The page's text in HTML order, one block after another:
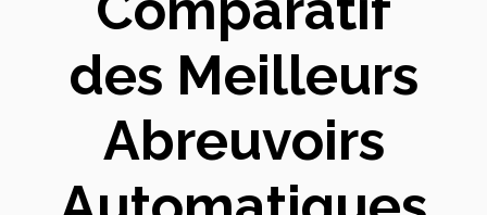
des Meilleurs
Abreuvoirs